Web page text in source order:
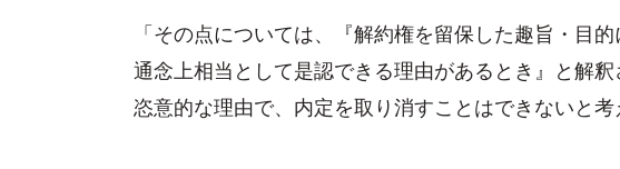
「その点については、『解約権を留保した趣旨・目
通念上相当として是認できる理由があるとき』と解
恣意的な理由で、内定を取り消すことはできないと考